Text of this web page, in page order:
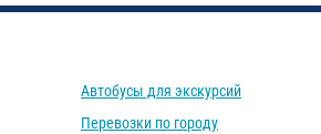
Автобусы для экскурсий
Перевозки по городу